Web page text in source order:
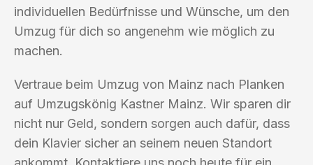
individuellen Bedürfnisse und Wünsche, um den
Umzug für dich so angenehm wie möglich zu
machen.
Vertraue beim Umzug von Mainz nach Planken
auf Umzugskönig Kastner Mainz. Wir sparen dir
nicht nur Geld, sondern sorgen auch dafür, dass
dein Klavier sicher an seinem neuen Standort